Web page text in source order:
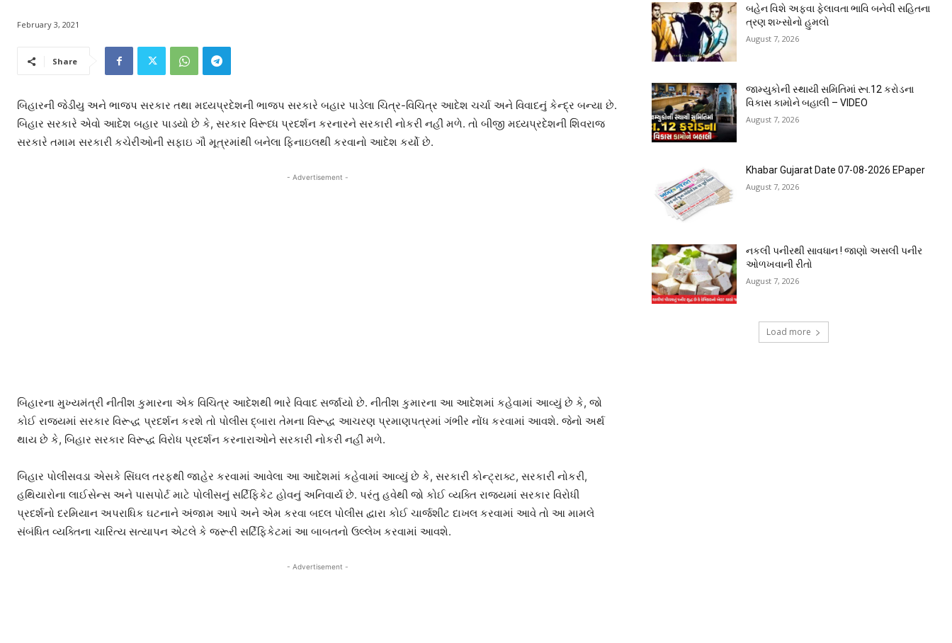
February 3, 2021
Share
બિહારની જેડીયુ અને ભાજપ સરકાર તથા મધ્યપ્રદેશની ભાજપ સરકારે બહાર પાડેલા ચિત્ર-વિચિત્ર આદેશ ચર્ચા અને વિવાદનું કેન્દ્ર બન્યા છે.
બિહાર સરકારે એવો આદેશ બહાર પાડયો છે કે, સરકાર વિરૂધ્ધ પ્રદર્શન કરનારને સરકારી નોકરી નહીં મળે. તો બીજી મધ્યપ્રદેશની શિવરાજ
સરકારે તમામ સરકારી કચેરીઓની સફાઇ ગૌ મૂત્રમાંથી બનેલા ફિનાઇલથી કરવાનો આદેશ કર્યો છે.
- Advertisement -
બિહારના મુખ્યમંત્રી નીતીશ કુમારના એક વિચિત્ર આદેશથી ભારે વિવાદ સર્જાયો છે. નીતીશ કુમારના આ આદેશમાં કહેવામાં આવ્યું છે કે, જો
કોઈ રાજ્યમાં સરકાર વિરૂદ્ધ પ્રદર્શન કરશે તો પોલીસ દ્બારા તેમના વિરૂદ્ધ આચરણ પ્રમાણપત્રમાં ગંભીર નોંધ કરવામાં આવશે. જેનો અર્થ
થાય છે કે, બિહાર સરકાર વિરૂદ્ધ વિરોધ પ્રદર્શન કરનારાઓને સરકારી નોકરી નહીં મળે.
બિહાર પોલીસવડા એસકે સિંઘલ તરફથી જાહેર કરવામાં આવેલા આ આદેશમાં કહેવામાં આવ્યું છે કે, સરકારી કોન્ટ્રાક્ટ, સરકારી નોકરી,
હથિયારોના લાઈસેન્સ અને પાસપોર્ટ માટે પોલીસનું સર્ટિફિકેટ હોવનું અનિવાર્ય છે. પરંતુ હવેથી જો કોઈ વ્યક્તિ રાજ્યમાં સરકાર વિરોધી
પ્રદર્શનો દરમિયાન અપરાધિક ઘટનાને અંજામ આપે અને એમ કરવા બદલ પોલીસ દ્વારા કોઈ ચાર્જશીટ દાખલ કરવામાં આવે તો આ મામલે
સંબંધિત વ્યક્તિના ચારિત્ય સત્યાપન એટલે કે જરૂરી સર્ટિફિકેટમાં આ બાબતનો ઉલ્લેખ કરવામાં આવશે.
- Advertisement -
બહેન વિશે અફવા ફેલાવતા ભાવિ બનેવી સહિતના
ત્રણ શખ્સોનો હુમલો
August 7, 2026
જામ્યુકોની સ્થાયી સમિતિમાં રૂા.12 કરોડના
વિકાસ કામોને બહાલી – VIDEO
August 7, 2026
Khabar Gujarat Date 07-08-2026 EPaper
August 7, 2026
નકલી પનીરથી સાવધાન ! જાણો અસલી પનીર
ઓળખવાની રીતો
August 7, 2026
Load more